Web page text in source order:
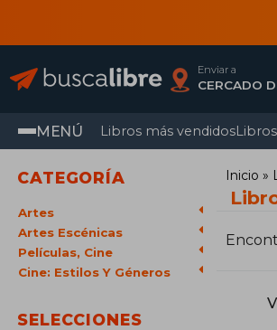
Enviar a
MENÚ Libros más vendidos
CATEGORÍA
Artes
Artes Escénicas
Películas, Cine
Cine: Estilos Y Géneros
SELECCIONES
Inicio